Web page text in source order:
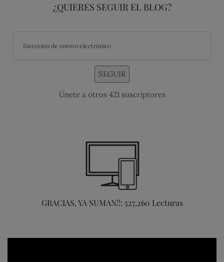
¿QUIERES SEGUIR EL BLOG?
SEGUIR
Únete a otros 421 suscriptores
GRACIAS, YA SUMAN!!: 527,260 Lecturas